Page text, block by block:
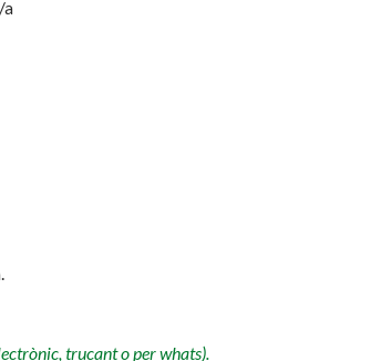
a
trucant o per whats).